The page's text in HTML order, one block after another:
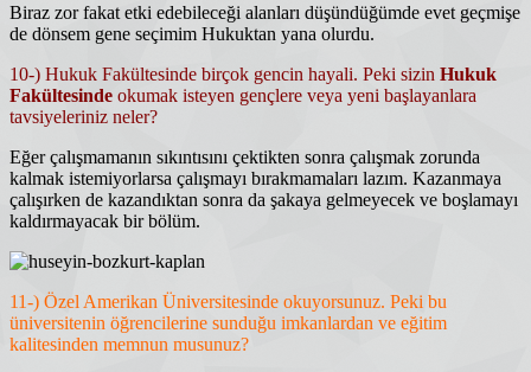
Biraz zor fakat etki edebileceği alanları düşündüğümde evet geçmişe
de dönsem gene seçimim Hukuktan yana olurdu.
10-) Hukuk Fakültesinde birçok gencin hayali. Peki sizin Hukuk
Fakültesinde okumak isteyen gençlere veya yeni başlayanlara
tavsiyeleriniz neler?
Eğer çalışmamanın sıkıntısını çektikten sonra çalışmak zorunda
kalmak istemiyorlarsa çalışmayı bırakmamaları lazım. Kazanmaya
çalışırken de kazandıktan sonra da şakaya gelmeyecek ve boşlamayı
kaldırmayacak bir bölüm.
11-) Özel Amerikan Üniversitesinde okuyorsunuz. Peki bu
üniversitenin öğrencilerine sunduğu imkanlardan ve eğitim
kalitesinden memnun musunuz?